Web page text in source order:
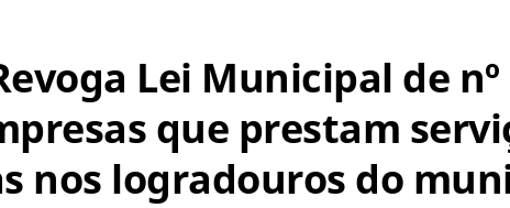
Lei Municipal de
que prestam
nos logradouros do